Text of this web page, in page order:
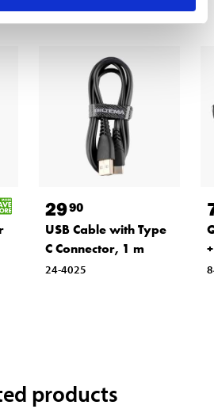
2990
USB Cable with Type
C Connector, 1 m
24-4025
products